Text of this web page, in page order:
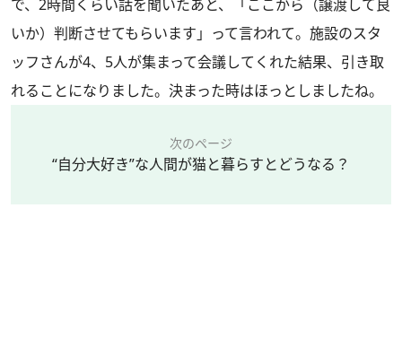
で、2時間くらい話を聞いたあと、「ここから（譲渡して良
いか）判断させてもらいます」って言われて。施設のスタ
ッフさんが4、5人が集まって会議してくれた結果、引き取
れることになりました。決まった時はほっとしましたね。
次のページ
“自分大好き”な人間が猫と暮らすとどうなる？